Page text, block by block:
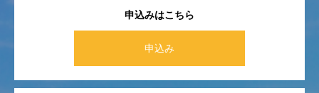
申込みはこちら
申込み